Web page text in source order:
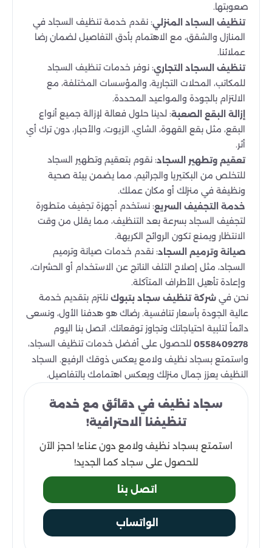
صعوبتها.
تنظيف السجاد المنزلي: نقدم خدمة تنظيف السجاد في
المنازل والشقق، مع الاهتمام بأدق التفاصيل لضمان رضا
عملائنا.
تنظيف السجاد التجاري: نوفر خدمات تنظيف السجاد
للمكاتب، المحلات التجارية، والمؤسسات المختلفة، مع
الالتزام بالجودة والمواعيد المحددة.
إزالة البقع الصعبة: لدينا حلول فعالة لإزالة جميع أنواع
البقع، مثل بقع القهوة، الشاي، الزيوت، والأحبار، دون ترك أي
أثر.
تعقيم وتطهير السجاد: نقوم بتعقيم وتطهير السجاد
للتخلص من البكتيريا والجراثيم، مما يضمن بيئة صحية
ونظيفة في منزلك أو مكان عملك.
خدمة التجفيف السريع: نستخدم أجهزة تجفيف متطورة
لتجفيف السجاد بسرعة بعد التنظيف، مما يقلل من وقت
الانتظار ويمنع تكون الروائح الكريهة.
صيانة وترميم السجاد: نقدم خدمات صيانة وترميم
السجاد، مثل إصلاح التلف الناتج عن الاستخدام أو الحشرات،
وإعادة تأهيل الأطراف المتآكلة.
نحن في شركة تنظيف سجاد بتبوك نلتزم بتقديم خدمة
عالية الجودة بأسعار تنافسية. رضاك هو هدفنا الأول، ونسعى
دائماً لتلبية احتياجاتك وتجاوز توقعاتك. اتصل بنا اليوم
0558409278 للحصول على أفضل خدمات تنظيف السجاد،
واستمتع بسجاد نظيف ولامع يعكس ذوقك الرفيع. السجاد
النظيف يعزز جمال منزلك ويعكس اهتمامك بالتفاصيل.
سجاد نظيف في دقائق مع خدمة
تنظيفنا الاحترافية!
استمتع بسجاد نظيف ولامع دون عناء! احجز الآن
للحصول على سجاد كما الجديد!
اتصل بنا
الواتساب